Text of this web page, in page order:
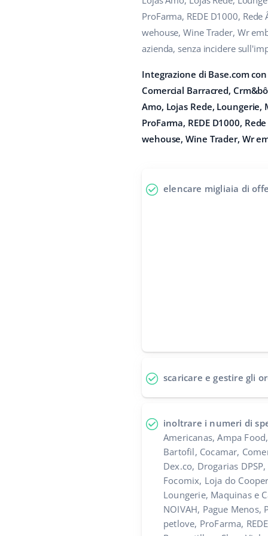
ProFarma, REDE D1000,
wehouse, Wine Trader, Wr
azienda, senza incidere
Integrazione di Base.com
Comercial Barracred,
Amo, Lojas Rede,
ProFarma, REDE D1000,
wehouse, Wine Trader, Wr
elencare migliaia di
scaricare e gestire gli
inoltrare i numeri di
Americanas, Ampa
Bartofil, Cocamar,
Dex.co, Drogarias
Focomix, Loja do
Loungerie, Maquinas e
NOIVAH, Pague Menos,
petlove, ProFarma,